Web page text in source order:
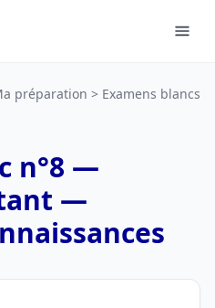
préparation
Examens blancs
n°8 —
—